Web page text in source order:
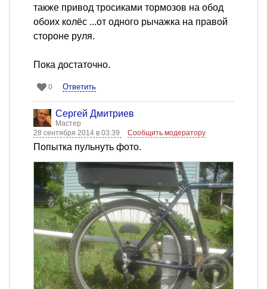
также привод тросиками тормозов на обод
обоих колёс ...от одного рычажка на правой
стороне руля.
Пока достаточно.
0 Ответить
Сергей Дмитриев
Мастер
28 сентября 2014 в 03:39
Сообщить модератору
Попытка пульнуть фото.